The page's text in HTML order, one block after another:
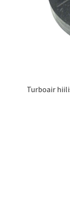
Turboair